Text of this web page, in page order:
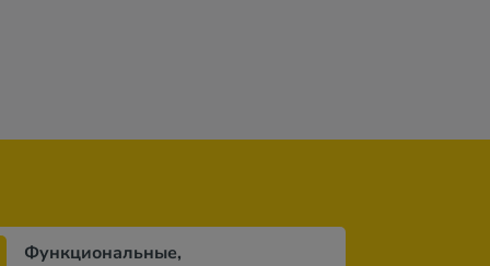
Функциональные,